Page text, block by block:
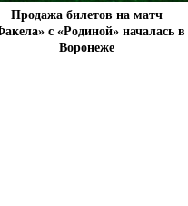
Продажа билетов на матч
с «Родиной» началась в
Воронеже